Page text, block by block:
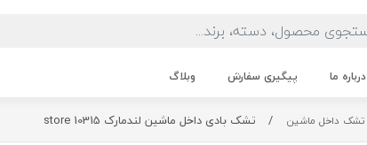
درباره ما پیگیری سفارش وبلاگ
تشک داخل ماشین / تشک بادی داخل ماشین لندمارک store 10315